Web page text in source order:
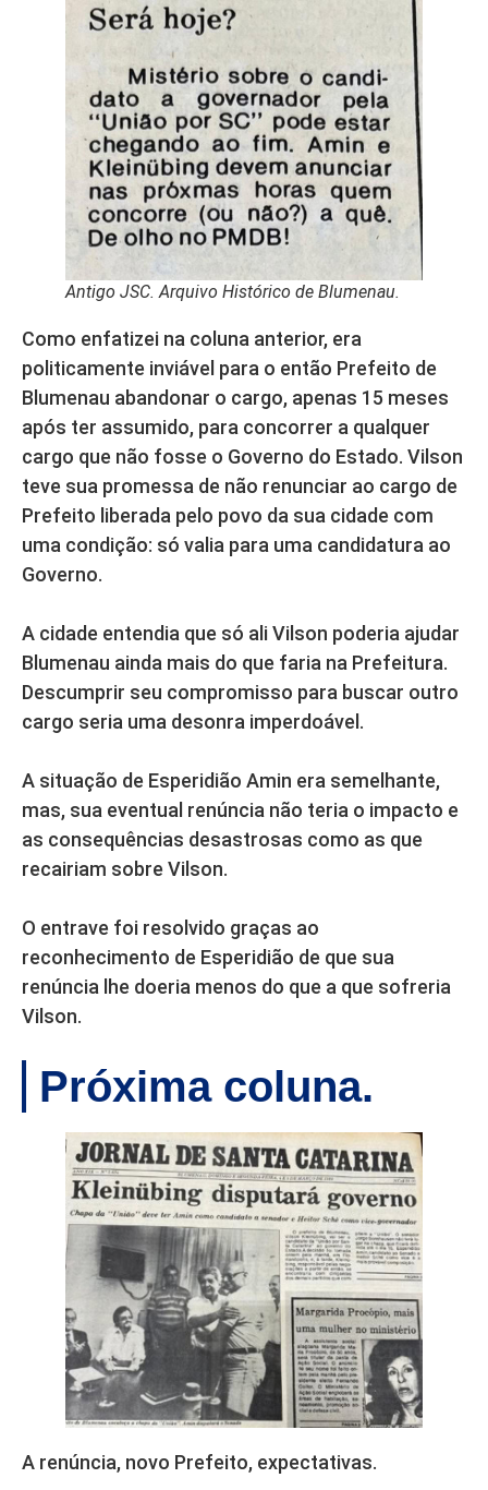
Antigo JSC. Arquivo Histórico de Blumenau.
Como enfatizei na coluna anterior, era
politicamente inviável para o então Prefeito de
Blumenau abandonar o cargo, apenas 15 meses
após ter assumido, para concorrer a qualquer
cargo que não fosse o Governo do Estado. Vilson
teve sua promessa de não renunciar ao cargo de
Prefeito liberada pelo povo da sua cidade com
uma condição: só valia para uma candidatura ao
Governo.
A cidade entendia que só ali Vilson poderia ajudar
Blumenau ainda mais do que faria na Prefeitura.
Descumprir seu compromisso para buscar outro
cargo seria uma desonra imperdoável.
A situação de Esperidião Amin era semelhante,
mas, sua eventual renúncia não teria o impacto e
as consequências desastrosas como as que
recairiam sobre Vilson.
O entrave foi resolvido graças ao
reconhecimento de Esperidião de que sua
renúncia lhe doeria menos do que a que sofreria
Vilson.
Próxima coluna.
A renúncia, novo Prefeito, expectativas.